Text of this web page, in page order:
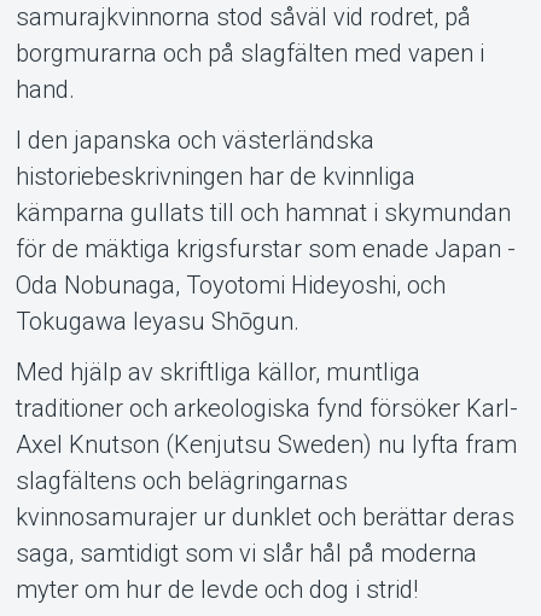
Support
Om Tickster
samurajkvinnorna stod såväl vid rodret, på
borgmurarna och på slagfälten med vapen i
hand.
I den japanska och västerländska
historiebeskrivningen har de kvinnliga
kämparna gullats till och hamnat i skymundan
för de mäktiga krigsfurstar som enade Japan -
Oda Nobunaga, Toyotomi Hideyoshi, och
Tokugawa Ieyasu Shōgun.
Med hjälp av skriftliga källor, muntliga
traditioner och arkeologiska fynd försöker Karl-
Axel Knutson (Kenjutsu Sweden) nu lyfta fram
slagfältens och belägringarnas
kvinnosamurajer ur dunklet och berättar deras
saga, samtidigt som vi slår hål på moderna
myter om hur de levde och dog i strid!